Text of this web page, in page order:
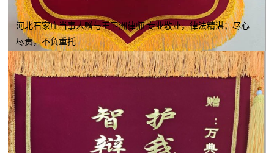
河北石家庄当事人赠与王卫洲律师 专业敬业，律法精湛；尽心
尽责，不负重托